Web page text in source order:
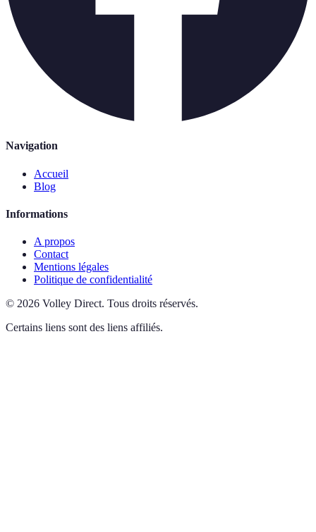
Navigation
Accueil
Blog
Informations
A propos
Contact
Mentions légales
Politique de confidentialité
© 2026 Volley Direct. Tous droits réservés.
Certains liens sont des liens affiliés.